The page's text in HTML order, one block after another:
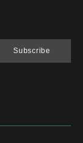
Subscribe